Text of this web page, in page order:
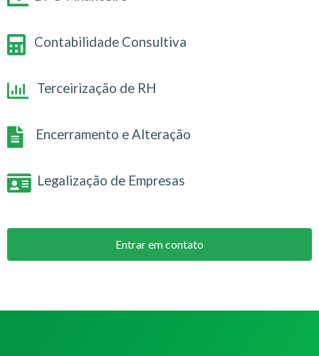
Contabilidade Consultiva
Terceirização de RH
Encerramento e Alteração
Legalização de Empresas
Entrar em contato